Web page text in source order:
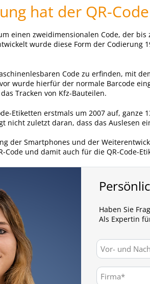
hat der QR-
einen zweidimensionalen Code, der
wurde diese Form der Codierung
Code zu erfinden, mit
wurde hierfür der normale Barcode
Tracken von Kfz-Bauteilen.
Etiketten erstmals um 2007 auf,
nicht zuletzt daran, dass das Auslesen
der Smartphones und der
Code und damit auch für die QR-Code-
Haben Sie
Als Expertin